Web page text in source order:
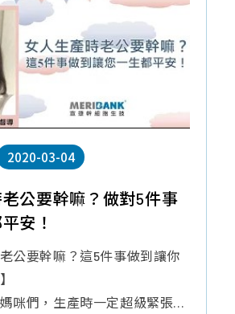
2020-03-04
公要幹嘛？做對5件事
安！
老公要幹嘛？這5件事做到讓你
咪們，生產時一定超級緊張...